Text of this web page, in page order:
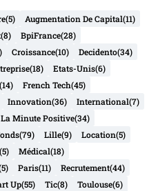
(5) Augmentation De Capital(11)
(8) BpiFrance(28)
Croissance(10) Decidento(34)
(18) Etats-Unis(6)
(14) French Tech(45)
Innovation(36) International(7)
La Minute Positive(34)
(79) Lille(9) Location(5)
(5) Médical(18)
Paris(11) Recrutement(44)
Up(55) Tic(8) Toulouse(6)